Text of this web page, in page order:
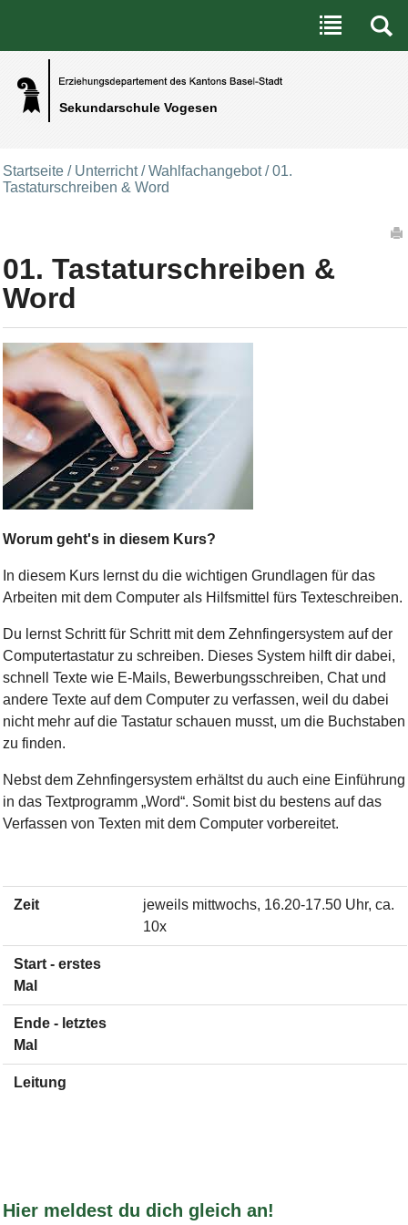
Sekundarschule Vogesen
Benutzerspezifische Werkzeuge
Direkt zum Inhalt|Direkt zur Navigation
Startseite / Unterricht /Wahlfachangebot /01.
Tastaturschreiben & Word
01. Tastaturschreiben &
Word
Worum geht's in diesem Kurs?
In diesem Kurs lernst du die wichtigen Grundlagen für das
Arbeiten mit dem Computer als Hilfsmittel fürs Texteschreiben.
Du lernst Schritt für Schritt mit dem Zehnfingersystem auf der
Computertastatur zu schreiben. Dieses System hilft dir dabei,
schnell Texte wie E-Mails, Bewerbungsschreiben, Chat und
andere Texte auf dem Computer zu verfassen, weil du dabei
nicht mehr auf die Tastatur schauen musst, um die Buchstaben
zu finden.
Nebst dem Zehnfingersystem erhältst du auch eine Einführung
in das Textprogramm „Word“. Somit bist du bestens auf das
Verfassen von Texten mit dem Computer vorbereitet.
Zeit
jeweils mittwochs, 16.20-17.50 Uhr, ca.
10x
Start - erstes
Mal
Ende - letztes
Mal
Leitung
Hier meldest du dich gleich an!